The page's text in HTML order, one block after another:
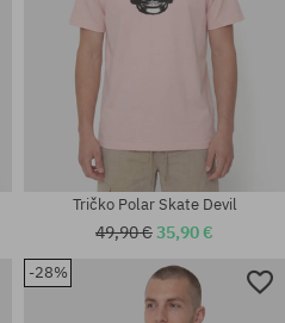
Dostupné veľkosti:
Tričko Polar Skate Devil
49,90 €35,90 €
-28%